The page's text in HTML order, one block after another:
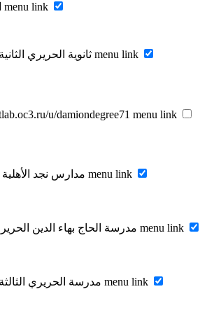
Enable المدارس menu link
Enable ثانوية الحريري الثانية - بيروت menu link
u/damiondegree71 menu link
Enable مدارس نجد الأهلية - الرياض menu link
Enable مدرسة الحاج بهاء الدين الحريري - صيدا menu link
Enable مدرسة الحريري الثالثة - بيروت menu link